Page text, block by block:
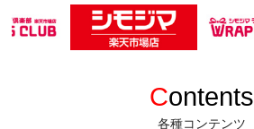
Contents
各種コンテンツ